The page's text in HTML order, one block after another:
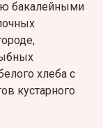
бакалейными
хлеба с
кустарного